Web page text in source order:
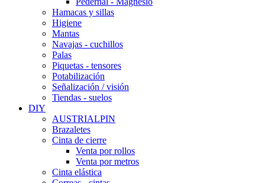
Hamacas y sillas
Higiene
Mantas
Navajas - cuchillos
Palas
Piquetas - tensores
Potabilización
Señalización / visión
Tiendas - suelos
DIY
AUSTRIALPIN
Brazaletes
Cinta de cierre
Venta por rollos
Venta por metros
Cinta elástica